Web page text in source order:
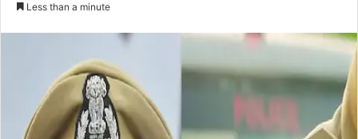
Less than a minute